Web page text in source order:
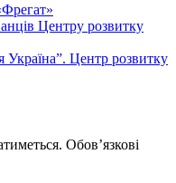
Центру розвитку
Центр розвитку
Обов’язкові